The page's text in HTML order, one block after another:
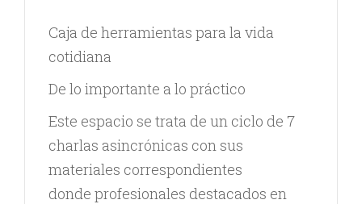
Caja de herramientas para la vida
cotidiana
De lo importante a lo práctico
Este espacio se trata de un ciclo de 7
charlas asincrónicas con sus
materiales correspondientes
donde profesionales destacados en